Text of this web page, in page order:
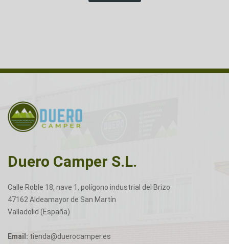
Duero Camper S.L.
Calle Roble 18, nave 1, polígono industrial del Brizo
47162 Aldeamayor de San Martín
Valladolid (España)
Email: tienda@duerocamper.es